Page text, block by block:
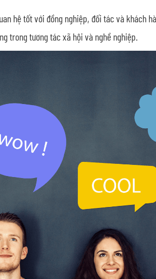
hệ tốt với đồng nghiệp, đối tác và khách
trong tương tác xã hội và nghề nghiệp.